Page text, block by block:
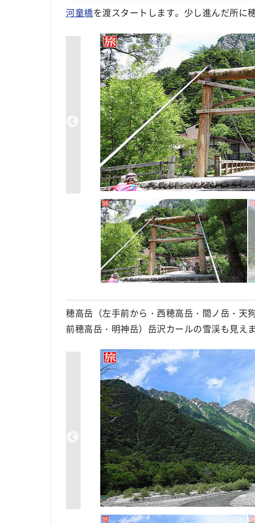
河童橋を渡スタートします。少し進んだ所に
穂高岳（左手前から・西穂高岳・間ノ岳・天
前穂高岳・明神岳）岳沢カールの雪渓も見えま